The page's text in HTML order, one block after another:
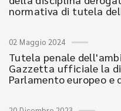
normativa di tutela
02 Maggio 2024
Tutela penale
Gazzetta ufficiale la
Parlamento europeo e